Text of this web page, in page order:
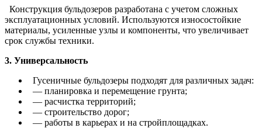
Конструкция бульдозеров разработана с учетом сложных
эксплуатационных условий. Используются износостойкие
материалы, усиленные узлы и компоненты, что увеличивает
срок службы техники.
3. Универсальность
Гусеничные бульдозеры подходят для различных задач:
— планировка и перемещение грунта;
— расчистка территорий;
— строительство дорог;
— работы в карьерах и на стройплощадках.